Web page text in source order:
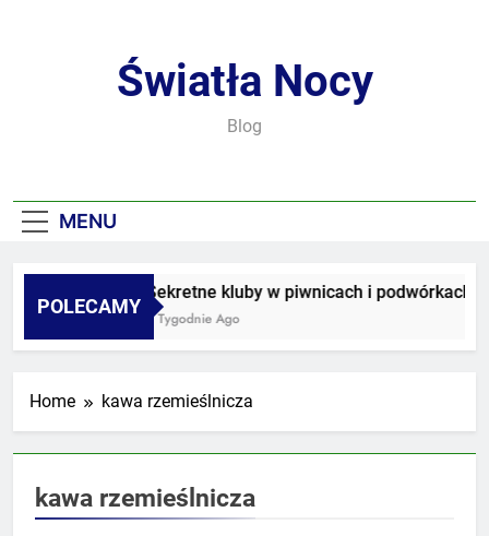
Światła Nocy
Blog
MENU
POLECAMY
Sekretne kluby w piwnicach i podwórkach
3 Tygodnie Ago
Home kawa rzemieślnicza
kawa rzemieślnicza